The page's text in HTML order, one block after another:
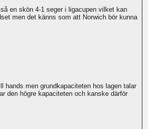
en skön 4-1 seger i ligacupen vilket kan
men det känns som att Norwich bör kunna
hands men grundkapaciteten hos lagen talar
den högre kapaciteten och kanske därför